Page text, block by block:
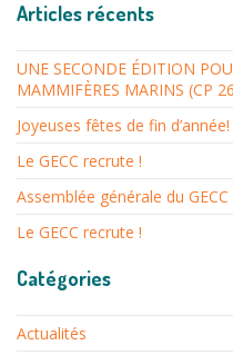
Articles récents
UNE SECONDE ÉDITION
MAMMIFÈRES MARINS (CP
Joyeuses fêtes de fin d’année!
Le GECC recrute !
Assemblée générale du GECC
Le GECC recrute !
Catégories
Actualités